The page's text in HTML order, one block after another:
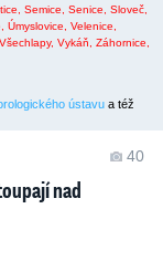
Semice, Senice,
Sloveč,
Úmyslovice,
Velenice,
Všechlapy, Vykáň,
Záhornice,
ústavu a též
40
nad